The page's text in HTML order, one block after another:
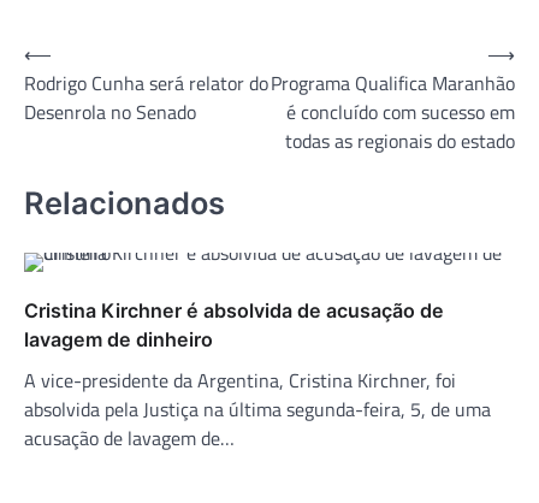
Navegação
de
Post
⟵
Rodrigo Cunha será relator do
Desenrola no Senado
Programa Qualifica Maranhão
é concluído com sucesso em
todas as regionais do estado
⟶
Relacionados
Cristina Kirchner é absolvida de acusação de
lavagem de dinheiro
A vice-presidente da Argentina, Cristina Kirchner, foi
absolvida pela Justiça na última segunda-feira, 5, de uma
acusação de lavagem de…